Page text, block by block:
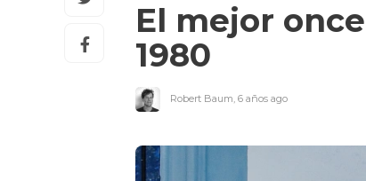
El mejor
1980
Robert Baum, 6 años ago